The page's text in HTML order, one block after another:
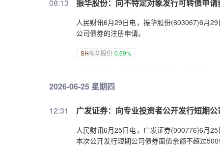
08:13 振华股份：向不特定对象发行可转债申
人民财讯6月29日电，振华股份(603067)6月
公司债券的注册申请。
SH振华股份-0.69%
2026-06-25 星期四
12:31 广发证券：向专业投资者公开发行短期
人民财讯6月25日电，广发证券(000776)6月
本次公开发行短期公司债券面值余额不超过